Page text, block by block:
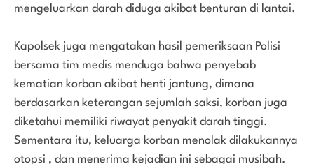
mengeluarkan darah diduga akibat benturan di lantai.
Kapolsek juga mengatakan hasil pemeriksaan Polisi
bersama tim medis menduga bahwa penyebab
kematian korban akibat henti jantung, dimana
berdasarkan keterangan sejumlah saksi, korban juga
diketahui memiliki riwayat penyakit darah tinggi.
Sementara itu, keluarga korban menolak dilakukannya
otopsi , dan menerima kejadian ini sebagai musibah.